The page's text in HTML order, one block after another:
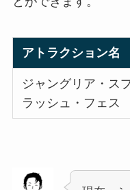
アトラクション名
ジャングリア・ス
ラッシュ・フェス